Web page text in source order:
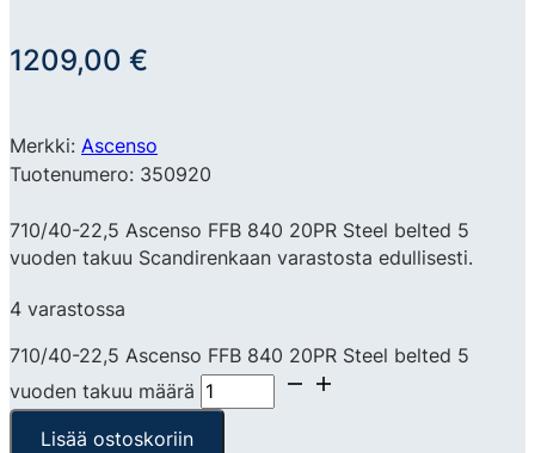
1209,00 €
Merkki: Ascenso
Tuotenumero: 350920
710/40-22,5 Ascenso FFB 840 20PR Steel belted 5
vuoden takuu Scandirenkaan varastosta edullisesti.
4 varastossa
710/40-22,5 Ascenso FFB 840 20PR Steel belted 5
vuoden takuu määrä
Lisää ostoskoriin